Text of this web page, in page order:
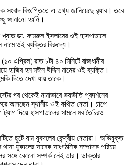
বিজ্ঞপ্তিতে এ তথ্য জানিয়েছে র‌্যাব। তবে
জানানো হয়নি।
ডা. কামরুল ইসলামের ওই হাসপাতালে
নামে ওই ব্যক্তির বিরুদ্ধে।
এপ্রিল) রাত ৮টা ৪০ মিনিটে রাজধানীর
হাজির হন মঈন উদ্দিন নামের ওই ব্যক্তি।
দিতে দেখা যায় তাকে।
পর থেকেই নানাভাবে ভয়ভীতি প্রদর্শনের
করে আসছেন স্থানীয় ওই কথিত নেতা। চাপে
দিয়ে হাসপাতালের সামনে মব তৈরিরও
ছুটে যান যুবদলের কেন্দ্রীয় নেতারা। অভিযুক্ত
থানা যুবদলের সাবেক সাংগঠনিক সম্পাদক পরিচয়
সঙ্গে কোনো সম্পর্ক নেই তার। ডাক্তার